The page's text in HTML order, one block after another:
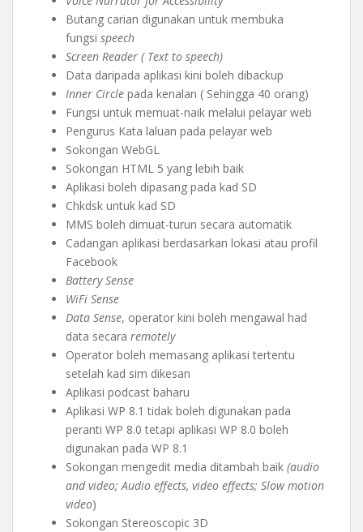
Butang carian digunakan untuk membuka
fungsi speech
Screen Reader ( Text to speech)
Data daripada aplikasi kini boleh dibackup
Inner Circle pada kenalan ( Sehingga 40 orang)
Fungsi untuk memuat-naik melalui pelayar web
Pengurus Kata laluan pada pelayar web
Sokongan WebGL
Sokongan HTML 5 yang lebih baik
Aplikasi boleh dipasang pada kad SD
Chkdsk untuk kad SD
MMS boleh dimuat-turun secara automatik
Cadangan aplikasi berdasarkan lokasi atau profil
Facebook
Battery Sense
WiFi Sense
Data Sense, operator kini boleh mengawal had
data secara remotely
Operator boleh memasang aplikasi tertentu
setelah kad sim dikesan
Aplikasi podcast baharu
Aplikasi WP 8.1 tidak boleh digunakan pada
peranti WP 8.0 tetapi aplikasi WP 8.0 boleh
digunakan pada WP 8.1
Sokongan mengedit media ditambah baik (audio
and video; Audio effects, video effects; Slow motion
video)
Sokongan Stereoscopic 3D